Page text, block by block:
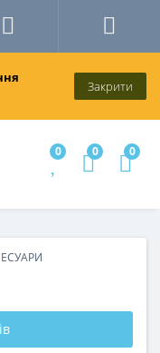
Закрити
0 0 0